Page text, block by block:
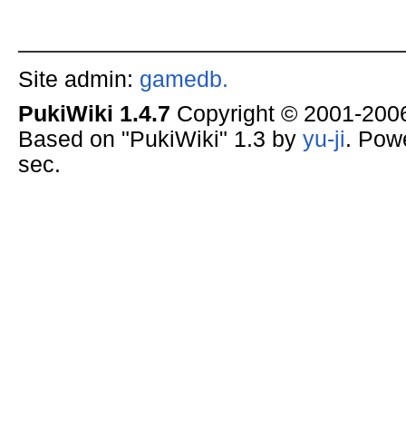
Site admin: gamedb.
PukiWiki 1.4.7 Copyright © 2001-
Based on "PukiWiki" 1.3 by yu-ji.
sec.